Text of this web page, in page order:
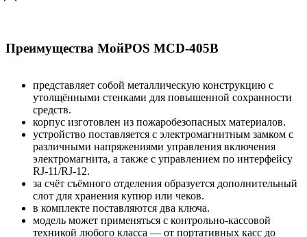
Преимущества МойPOS MCD-405B
представляет собой металлическую конструкцию с
утолщёнными стенками для повышенной сохранности
средств.
корпус изготовлен из пожаробезопасных материалов.
устройство поставляется с электромагнитным замком с
различными напряжениями управления включения
электромагнита, а также с управлением по интерфейсу
RJ-11/RJ-12.
за счёт съёмного отделения образуется дополнительный
слот для хранения купюр или чеков.
в комплекте поставляются два ключа.
модель может применяться с контрольно-кассовой
техникой любого класса — от портативных касс до